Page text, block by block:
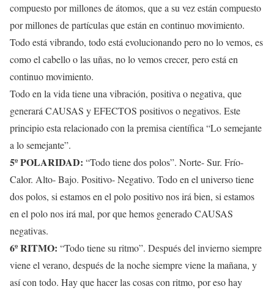
compuesto por millones de átomos, que a su vez están compuesto
por millones de partículas que están en continuo movimiento.
Todo está vibrando, todo está evolucionando pero no lo vemos, es
como el cabello o las uñas, no lo vemos crecer, pero está en
continuo movimiento.
Todo en la vida tiene una vibración, positiva o negativa, que
generará CAUSAS y EFECTOS positivos o negativos. Este
principio esta relacionado con la premisa científica “Lo semejante
a lo semejante”.
5º POLARIDAD: “Todo tiene dos polos”. Norte- Sur. Frío-
Calor. Alto- Bajo. Positivo- Negativo. Todo en el universo tiene
dos polos, si estamos en el polo positivo nos irá bien, si estamos
en el polo nos irá mal, por que hemos generado CAUSAS
negativas.
6º RITMO: “Todo tiene su ritmo”. Después del invierno siempre
viene el verano, después de la noche siempre viene la mañana, y
así con todo. Hay que hacer las cosas con ritmo, por eso hay